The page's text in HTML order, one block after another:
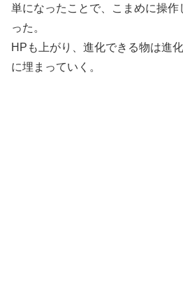
単になったことで、こまめに操
った。
HPも上がり、進化できる物は進
に埋まっていく。